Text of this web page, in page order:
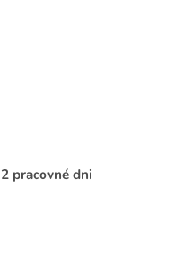
pracovné dni